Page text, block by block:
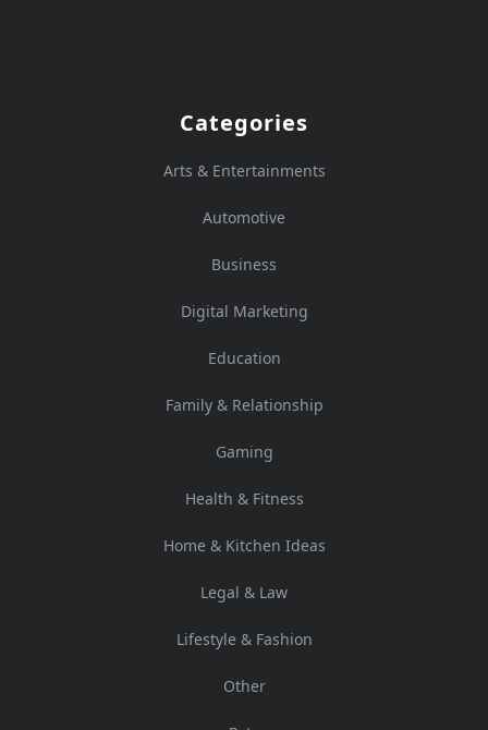
Categories
Arts & Entertainments
Automotive
Business
Digital Marketing
Education
Family & Relationship
Gaming
Health & Fitness
Home & Kitchen Ideas
Legal & Law
Lifestyle & Fashion
Other